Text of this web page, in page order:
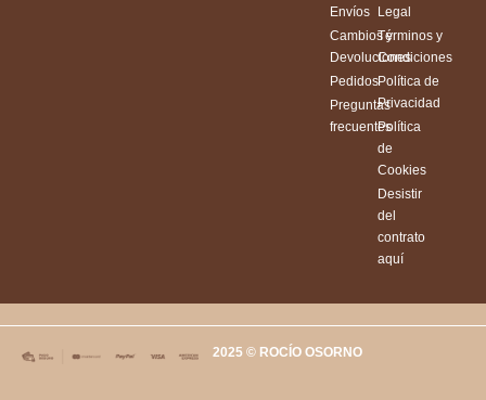
Envíos
Cambios y
Devoluciones
Pedidos
Preguntas
frecuentes
Legal
Términos y
Condiciones
Política de
Privacidad
Política
de
Cookies
Desistir
del
contrato
aquí
2025 © ROCÍO OSORNO